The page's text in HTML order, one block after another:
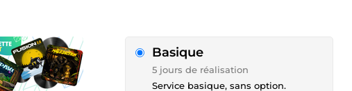
Basique
5 jours de réalisation
Service basique, sans option.